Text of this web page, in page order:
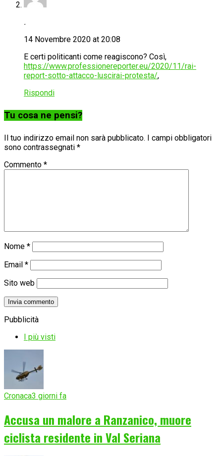
.
14 Novembre 2020 at 20:08
E certi politicanti come reagiscono? Così,
https://www.professionereporter.eu/2020/11/rai-
report-sotto-attacco-luscirai-protesta/,
Rispondi
Tu cosa ne pensi?
Il tuo indirizzo email non sarà pubblicato. I campi obbligatori
sono contrassegnati *
Commento *
Nome *
Email *
Sito web
Pubblicità
I più visti
Cronaca3 giorni fa
Accusa un malore a Ranzanico, muore
ciclista residente in Val Seriana